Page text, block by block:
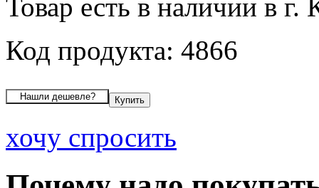
Товар есть в наличии в г.
Код продукта: 4866
хочу спросить